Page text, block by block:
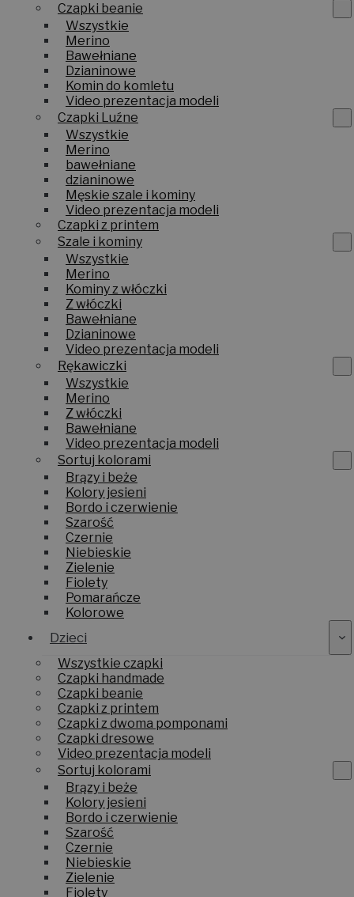
Czapki beanie
Wszystkie
Merino
Bawełniane
Dzianinowe
Komin do komletu
Video prezentacja modeli
Czapki Luźne
Wszystkie
Merino
bawełniane
dzianinowe
Męskie szale i kominy
Video prezentacja modeli
Czapki z printem
Szale i kominy
Wszystkie
Merino
Kominy z włóczki
Z włóczki
Bawełniane
Dzianinowe
Video prezentacja modeli
Rękawiczki
Wszystkie
Merino
Z włóczki
Bawełniane
Video prezentacja modeli
Sortuj kolorami
Brązy i beże
Kolory jesieni
Bordo i czerwienie
Szarość
Czernie
Niebieskie
Zielenie
Fiolety
Pomarańcze
Kolorowe
Dzieci
Wszystkie czapki
Czapki handmade
Czapki beanie
Czapki z printem
Czapki z dwoma pomponami
Czapki dresowe
Video prezentacja modeli
Sortuj kolorami
Brązy i beże
Kolory jesieni
Bordo i czerwienie
Szarość
Czernie
Niebieskie
Zielenie
Fiolety